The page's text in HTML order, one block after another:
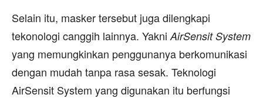
Selain itu, masker tersebut juga dilengkapi
tekonologi canggih lainnya. Yakni AirSensit System
yang memungkinkan penggunanya berkomunikasi
dengan mudah tanpa rasa sesak. Teknologi
AirSensit System yang digunakan itu berfungsi